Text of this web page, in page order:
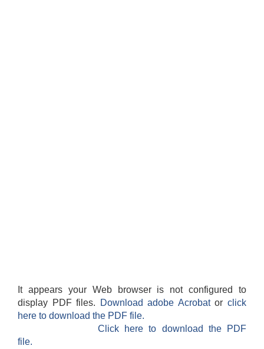
It appears your Web browser is not configured to
display PDF files.
Download adobe Acrobatorclick
here to download the PDF file.
Click here to download the PDF
file.